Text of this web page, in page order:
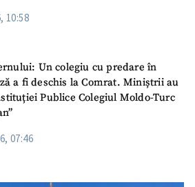
10:58
Un colegiu cu predare în
a fi deschis la Comrat. Miniștrii au
Publice Colegiul Moldo-Turc
07:46